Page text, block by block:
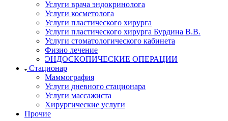
Услуги врача эндокринолога
Услуги косметолога
Услуги пластического хирурга
Услуги пластического хирурга Бурдина В.В.
Услуги стоматологического кабинета
Физио лечение
ЭНДОСКОПИЧЕСКИЕ ОПЕРАЦИИ
Стационар
Маммография
Услуги дневного стационара
Услуги массажиста
Хирургические услуги
Прочие